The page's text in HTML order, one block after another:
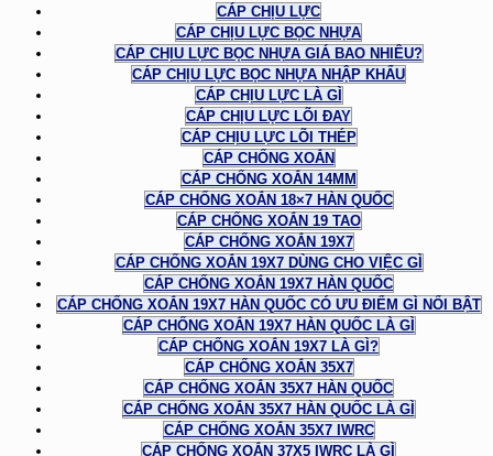
CÁP CHỊU LỰC
CÁP CHỊU LỰC BỌC NHỰA
CÁP CHỊU LỰC BỌC NHỰA GIÁ BAO NHIÊU?
CÁP CHỊU LỰC BỌC NHỰA NHẬP KHẨU
CÁP CHỊU LỰC LÀ GÌ
CÁP CHỊU LỰC LÕI ĐAY
CÁP CHỊU LỰC LÕI THÉP
CÁP CHỐNG XOẮN
CÁP CHỐNG XOẮN 14MM
CÁP CHỐNG XOẮN 18×7 HÀN QUỐC
CÁP CHỐNG XOẮN 19 TAO
CÁP CHỐNG XOẮN 19X7
CÁP CHỐNG XOẮN 19X7 DÙNG CHO VIỆC GÌ
CÁP CHỐNG XOẮN 19X7 HÀN QUỐC
CÁP CHỐNG XOẮN 19X7 HÀN QUỐC CÓ ƯU ĐIỂM GÌ NỔI BẬT
CÁP CHỐNG XOẮN 19X7 HÀN QUỐC LÀ GÌ
CÁP CHỐNG XOẮN 19X7 LÀ GÌ?
CÁP CHỐNG XOẮN 35X7
CÁP CHỐNG XOẮN 35X7 HÀN QUỐC
CÁP CHỐNG XOẮN 35X7 HÀN QUỐC LÀ GÌ
CÁP CHỐNG XOẮN 35X7 IWRC
CÁP CHỐNG XOẮN 37X5 IWRC LÀ GÌ